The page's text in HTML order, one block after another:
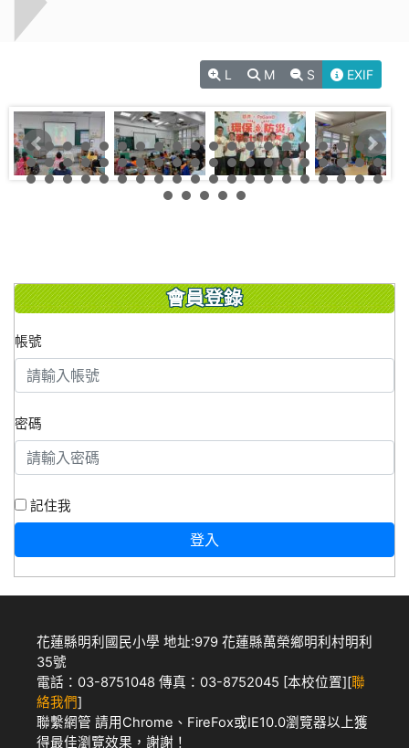
L M S EXIF
會員登錄
帳號
密碼
記住我
登入
花蓮縣明利國民小學 地址:979 花蓮縣萬榮鄉明利村明利
35號
電話：03-8751048 傳真：03-8752045 [本校位置][聯
絡我們]
聯繫網管 請用 Chrome 、 FireFox或IE10.0瀏覽器以上獲
得最佳瀏覽效果，謝謝！